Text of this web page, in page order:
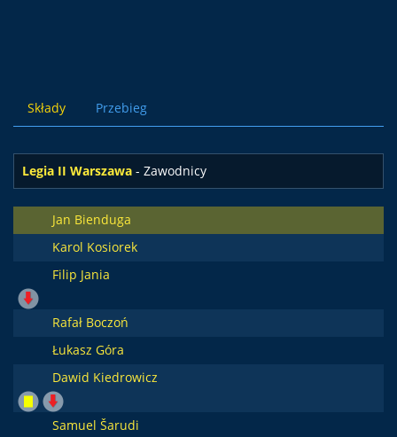
Składy Przebieg
Legia II Warszawa - Zawodnicy
Jan Bienduga
Karol Kosiorek
Filip Jania
Rafał Boczoń
Łukasz Góra
Dawid Kiedrowicz
Samuel Šarudi